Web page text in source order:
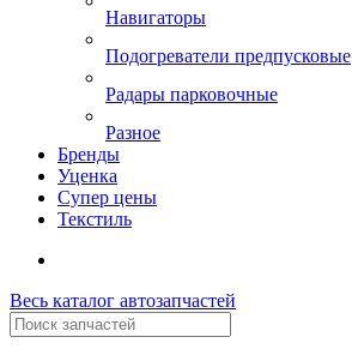
Навигаторы
Подогреватели предпусковые
Радары парковочные
Разное
Бренды
Уценка
Супер цены
Текстиль
Весь каталог автозапчастей